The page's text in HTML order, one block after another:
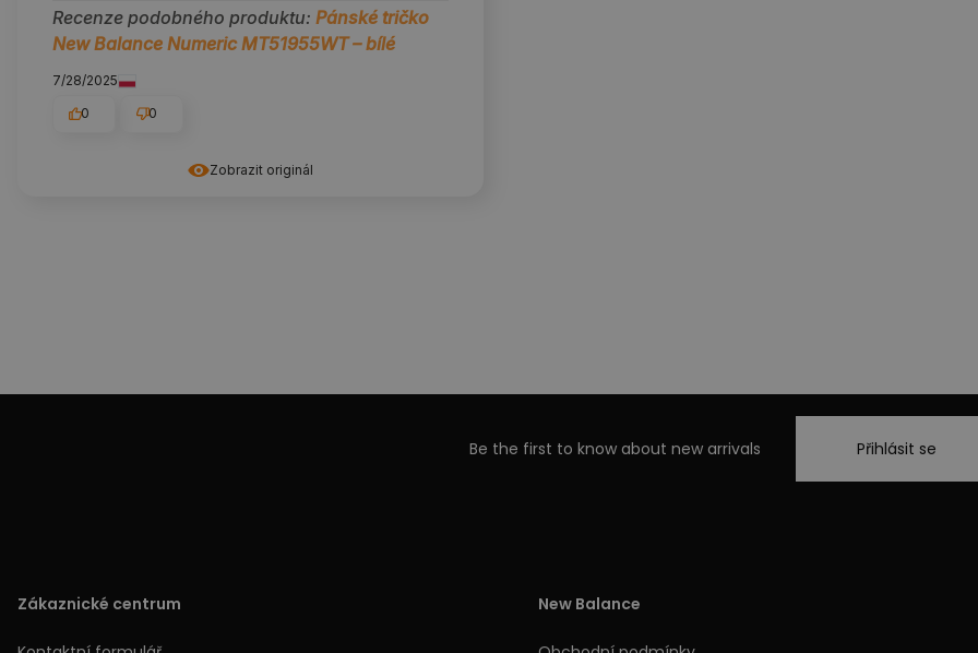
Zobrazit originál
Recenze podobného produktu: Pánské tričko
New Balance Numeric MT51955WT – bílé
7/28/2025
0 0
Be the first to know about new arrivals Přihlásit se
Zákaznické centrum New Balance